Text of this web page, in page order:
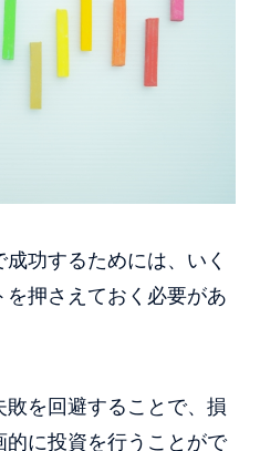
功するためには、いく
押さえておく必要があ
を回避することで、損
に投資を行うことがで